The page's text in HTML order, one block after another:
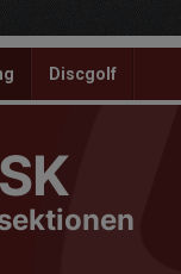
Discgolf